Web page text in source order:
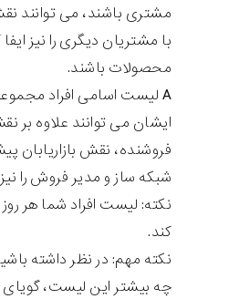
مشتری باشند، می توانند
با مشتريان ديگری را نيز
محصولات باشند.
ايشان می توانند علاوه بر
فروشنده، نقش بازاريابان
شبكه ساز و مدير فروش را نيز
نكته: لیست افراد شما هر روز
كند.
نكته مهم: در نظر داشته
چه بيشتر اين لیست،